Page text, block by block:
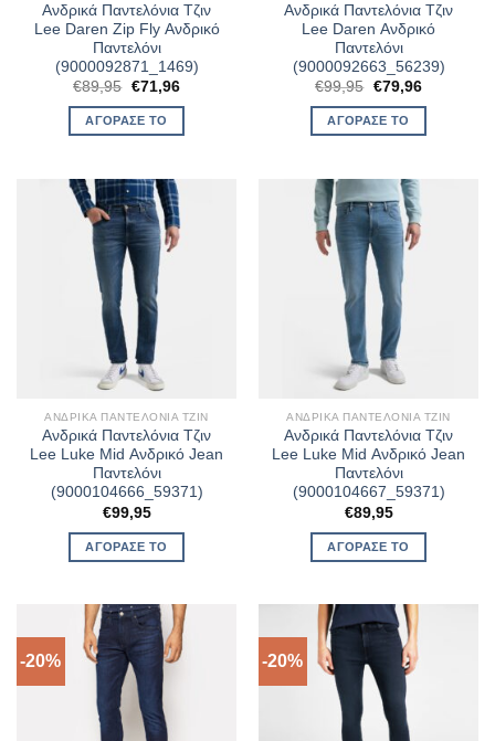
Ανδρικά Παντελόνια Τζιν
Lee Daren Zip Fly Ανδρικό
Παντελόνι
(9000092871_1469)
€89,95 Original
was:
€89,95.
€71,96Η
ΑΓΌΡΑΣΈ ΤΟ
Ανδρικά Παντελόνια Τζιν
Lee Daren Ανδρικό
Παντελόνι
(9000092663_56239)
€99,95 Original
was:
€99,95.
€79,96Η
ΑΓΌΡΑΣΈ ΤΟ
ΑΝΔΡΙΚΆ ΠΑΝΤΕΛΌΝΙΑ ΤΖΙΝ
Ανδρικά Παντελόνια Τζιν
Lee Luke Mid Ανδρικό Jean
Παντελόνι
(9000104666_59371)
€99,95
ΑΓΌΡΑΣΈ ΤΟ
ΑΝΔΡΙΚΆ ΠΑΝΤΕΛΌΝΙΑ ΤΖΙΝ
Ανδρικά Παντελόνια Τζιν
Lee Luke Mid Ανδρικό Jean
Παντελόνι
(9000104667_59371)
€89,95
ΑΓΌΡΑΣΈ ΤΟ
-20% -20%